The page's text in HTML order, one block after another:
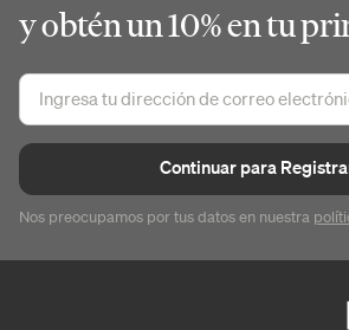
y obtén un 10% en tu
Continuar para
Nos preocupamos por tus datos en nuestra